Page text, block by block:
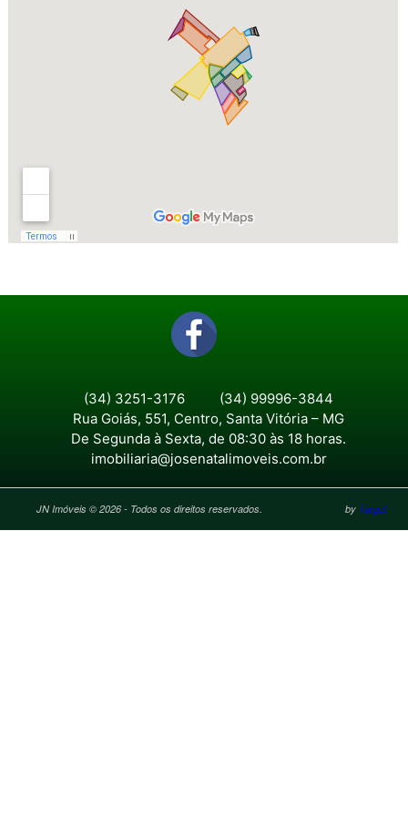
(34) 3251-3176
(34) 99996-3844
Rua Goiás, 551, Centro, Santa Vitória – MG
De Segunda à Sexta, de 08:30 às 18 horas.
imobiliaria@josenatalimoveis.com.br
JN Imóveis © 2026 - Todos os direitos reservados. by Target